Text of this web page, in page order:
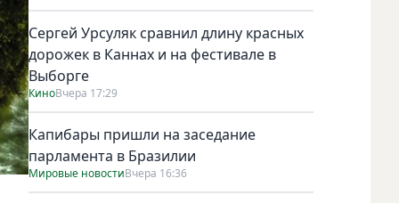
Сергей Урсуляк сравнил длину красных
дорожек в Каннах и на фестивале в
Выборге
КиноВчера 17:29
Капибары пришли на заседание
парламента в Бразилии
Мировые новостиВчера 16:36